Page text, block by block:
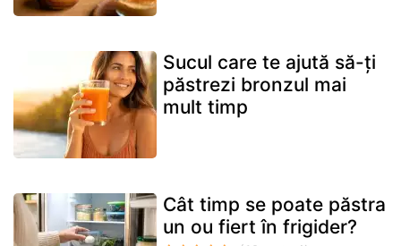
Sucul care te ajută să-ți
păstrezi bronzul mai
mult timp
Cât timp se poate păstra
un ou fiert în frigider?